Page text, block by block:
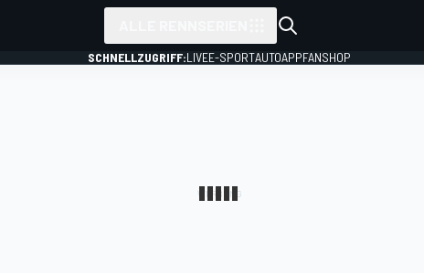
SCHNELLZUGRIFF:LIVEE-SPORTAUTOAPPFANSHOP